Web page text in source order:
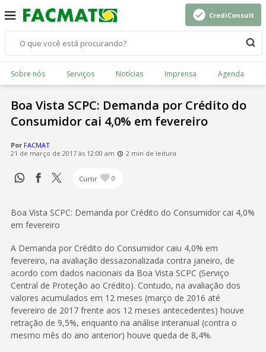
CrediConsult
Sobre nós Serviços Notícias Imprensa Agenda
Boa Vista SCPC: Demanda por Crédito do
Consumidor cai 4,0% em fevereiro
Por FACMAT
21 de março de 2017 às 12:00 am
2 min de leitura
Curtir 0
Boa Vista SCPC: Demanda por Crédito do Consumidor cai 4,0%
em fevereiro
A Demanda por Crédito do Consumidor caiu 4,0% em
fevereiro, na avaliação dessazonalizada contra janeiro, de
acordo com dados nacionais da Boa Vista SCPC (Serviço
Central de Proteção ao Crédito). Contudo, na avaliação dos
valores acumulados em 12 meses (março de 2016 até
fevereiro de 2017 frente aos 12 meses antecedentes) houve
retração de 9,5%, enquanto na análise interanual (contra o
mesmo mês do ano anterior) houve queda de 8,4%.